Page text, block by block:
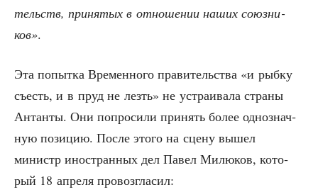
тельств, при­ня­тых в отно­ше­нии наших союз­ни­
ков».
Эта попыт­ка Вре­мен­но­го пра­ви­тель­ства «и рыб­ку
съесть, и в пруд не лезть» не устра­и­ва­ла стра­ны
Антан­ты. Они попро­си­ли при­нять более одно­знач­
ную пози­цию. После это­го на сце­ну вышел
министр ино­стран­ных дел Павел Милю­ков, кото­
рый 18 апре­ля провозгласил: